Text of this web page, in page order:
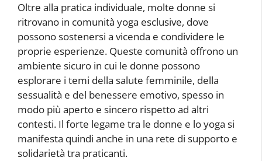
Oltre alla pratica individuale, molte donne si
ritrovano in comunità yoga esclusive, dove
possono sostenersi a vicenda e condividere le
proprie esperienze. Queste comunità offrono un
ambiente sicuro in cui le donne possono
esplorare i temi della salute femminile, della
sessualità e del benessere emotivo, spesso in
modo più aperto e sincero rispetto ad altri
contesti. Il forte legame tra le donne e lo yoga si
manifesta quindi anche in una rete di supporto e
solidarietà tra praticanti.